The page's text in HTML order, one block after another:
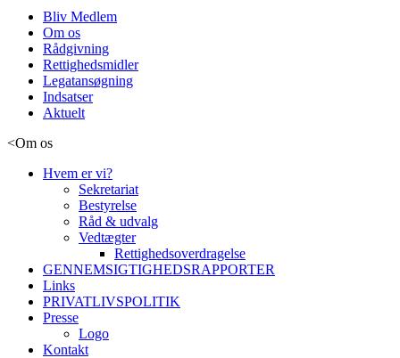
Bliv Medlem
Om os
Rådgivning
Rettighedsmidler
Legatansøgning
Indsatser
Aktuelt
<Om os
Hvem er vi?
Sekretariat
Bestyrelse
Råd & udvalg
Vedtægter
Rettighedsoverdragelse
GENNEMSIGTIGHEDSRAPPORTER
Links
PRIVATLIVSPOLITIK
Presse
Logo
Kontakt